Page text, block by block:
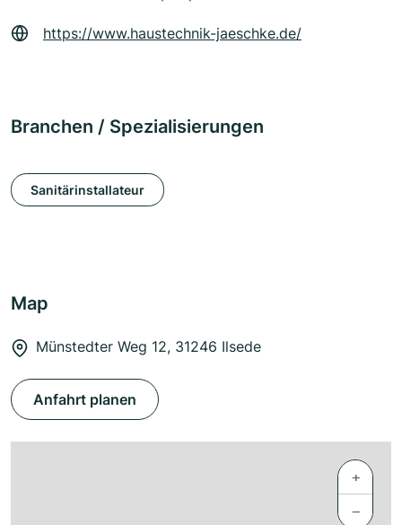
https://www.haustechnik-jaeschke.de/
Branchen / Spezialisierungen
Sanitärinstallateur
Map
Münstedter Weg 12, 31246 Ilsede
Anfahrt planen
+
−